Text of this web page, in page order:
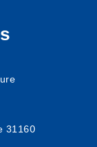
31160